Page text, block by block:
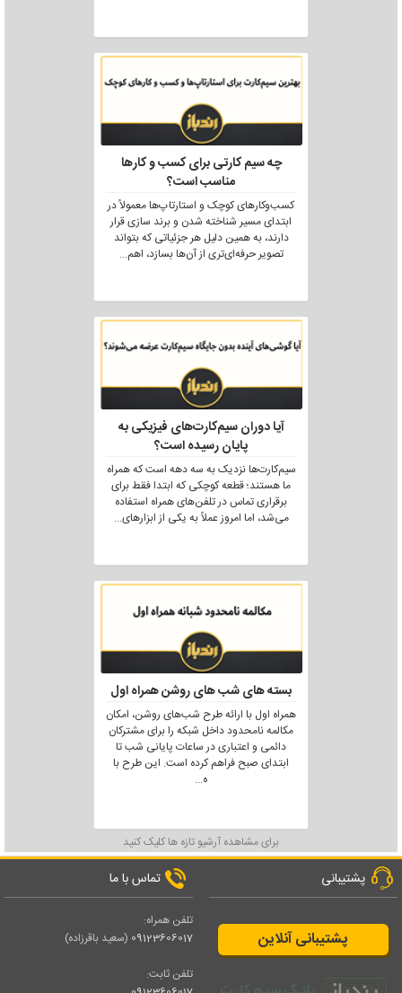
چه سیم کارتی برای کسب و کارها
مناسب است؟
کسب‌وکارهای کوچک و استارتاپ‌ها معمولاً در
ابتدای مسیر شناخته شدن و برند سازی قرار
دارند، به همین دلیل هر جزئیاتی که بتواند
تصویر حرفه‌ای‌تری از آن‌ها بسازد، اهم...
آیا دوران سیم‌کارت‌های فیزیکی به
پایان رسیده است؟
سیم‌کارت‌ها نزدیک به سه دهه است که همراه
ما هستند؛ قطعه کوچکی که ابتدا فقط برای
برقراری تماس در تلفن‌های همراه استفاده
می‌شد، اما امروز عملاً به یکی از ابزارهای...
بسته های شب های روشن همراه اول
همراه اول با ارائه طرح شب‌های روشن، امکان
مکالمه نامحدود داخل شبکه را برای مشترکان
دائمی و اعتباری در ساعات پایانی شب تا
ابتدای صبح فراهم کرده است. این طرح با
ه...
برای مشاهده آرشیو تازه ها کلیک کنید
پشتیبانی
پشتیبانی آنلاین
تماس با ما
تلفن همراه:
09123606017 (سعید باقرزاده)
تلفن ثابت: